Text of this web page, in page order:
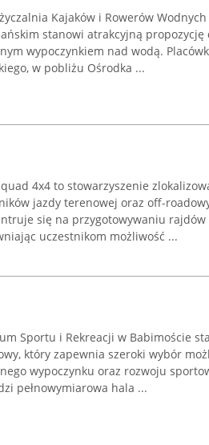
Kajaków i Rowerów
stanowi atrakcyjną
wypoczynkiem nad wodą.
w pobliżu Ośrodka ...
4x4 to stowarzyszenie
jazdy terenowej oraz off-
się na przygotowywaniu
uczestnikom możliwość ...
Sportu i Rekreacji w Babimoście
który zapewnia szeroki wybór
wypoczynku oraz rozwoju
pełnowymiarowa hala ...